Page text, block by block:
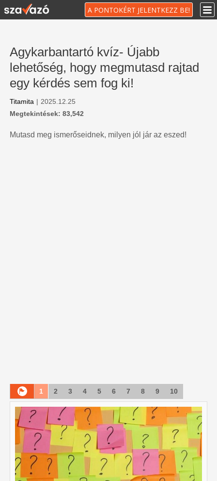
A PONTOKÉRT JELENTKEZZ BE!
Agykarbantartó kvíz- Újabb
lehetőség, hogy megmutasd rajtad
egy kérdés sem fog ki!
Titamita | 2025.12.25
Megtekintések: 83,542
Mutasd meg ismerőseidnek, milyen jól jár az eszed!
1 2 3 4 5 6 7 8 9 10